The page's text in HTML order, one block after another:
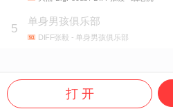
5
单身男孩俱乐部
DIFF张毅 - 单身男孩俱乐部
打 开